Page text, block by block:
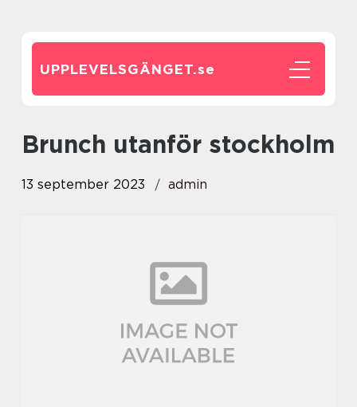
UPPLEVELSGÄNGET.se
brunch utanför stockholm
13 september 2023 admin